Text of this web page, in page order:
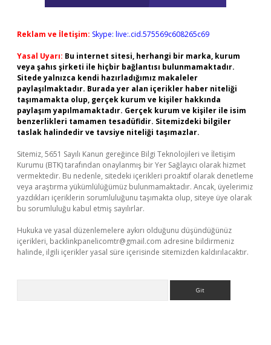
Reklam ve İletişim: Skype: live:.cid.575569c608265c69
Yasal Uyarı: Bu internet sitesi, herhangi bir marka, kurum
veya şahıs şirketi ile hiçbir bağlantısı bulunmamaktadır.
Sitede yalnızca kendi hazırladığımız makaleler
paylaşılmaktadır. Burada yer alan içerikler haber niteliği
taşımamakta olup, gerçek kurum ve kişiler hakkında
paylaşım yapılmamaktadır. Gerçek kurum ve kişiler ile isim
benzerlikleri tamamen tesadüfidir. Sitemizdeki bilgiler
taslak halindedir ve tavsiye niteliği taşımazlar.
Sitemiz, 5651 Sayılı Kanun gereğince Bilgi Teknolojileri ve İletişim
Kurumu (BTK) tarafından onaylanmış bir Yer Sağlayıcı olarak hizmet
vermektedir. Bu nedenle, sitedeki içerikleri proaktif olarak denetleme
veya araştırma yükümlülüğümüz bulunmamaktadır. Ancak, üyelerimiz
yazdıkları içeriklerin sorumluluğunu taşımakta olup, siteye üye olarak
bu sorumluluğu kabul etmiş sayılırlar.
Hukuka ve yasal düzenlemelere aykırı olduğunu düşündüğünüz
içerikleri, backlinkpanelicomtr@gmail.com adresine bildirmeniz
halinde, ilgili içerikler yasal süre içerisinde sitemizden kaldırılacaktır.